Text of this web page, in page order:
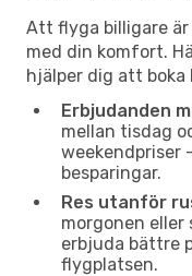
Att flyga billigare
med din komfort.
hjälper dig att
Erbjudanden
mellan tisdag
weekendpriser
besparingar.
Res utanför
morgonen
erbjuda bättre
flygplatsen.